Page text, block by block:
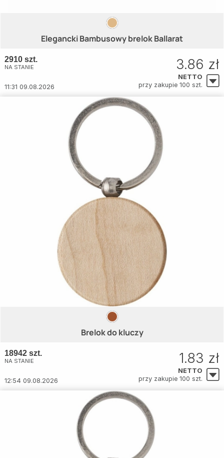
Elegancki Bambusowy brelok Ballarat
2910 szt.
NA STANIE
11:31 09.08.2026
3.86 zł
NETTO
przy zakupie 100 szt.
Brelok do kluczy
18942 szt.
NA STANIE
12:54 09.08.2026
1.83 zł
NETTO
przy zakupie 100 szt.